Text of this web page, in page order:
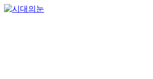
콘